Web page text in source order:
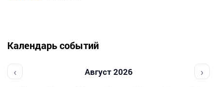
Календарь событий
‹ Август 2026 ›